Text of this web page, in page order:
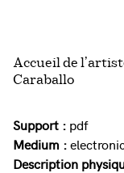
Accueil de
Caraballo
Support : pdf
Medium :
Description